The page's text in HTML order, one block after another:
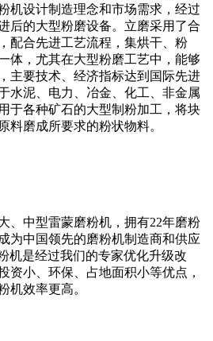
机设计制造理念和市场需求，经过
后的大型粉磨设备。立磨采用了合
配合先进工艺流程，集烘干、粉
体，尤其在大型粉磨工艺中，能够
主要技术、经济指标达到国际先进
水泥、电力、冶金、化工、非金属
于各种矿石的大型制粉加工，将块
料磨成所要求的粉状物料。
、中型雷蒙磨粉机，拥有22年磨粉
为中国领先的磨粉机制造商和供应
机是经过我们的专家优化升级改
资小、环保、占地面积小等优点，
机效率更高。